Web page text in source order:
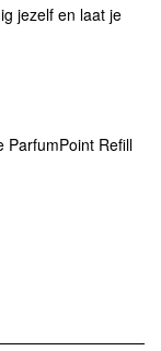
jezelf en laat je
ParfumPoint Refill